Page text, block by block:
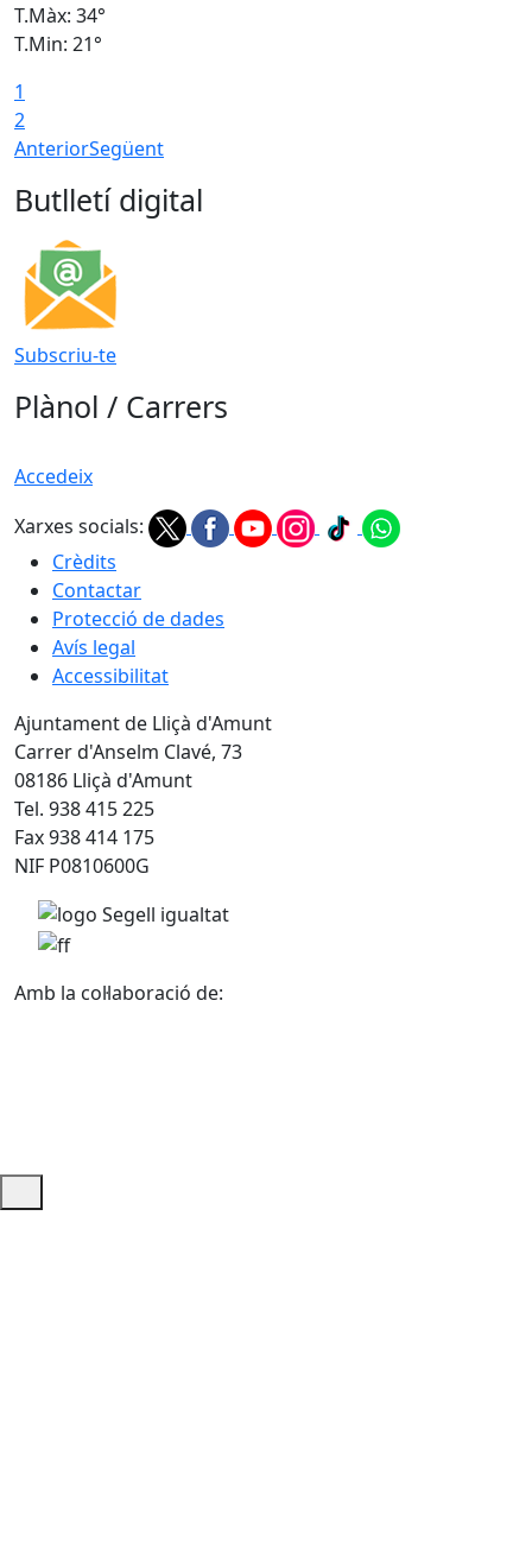
T.Màx: 34°
T.Min: 21°
1
2
AnteriorSegüent
Butlletí digital
Subscriu-te
Plànol / Carrers
Accedeix
Xarxes socials:
Crèdits
Contactar
Protecció de dades
Avís legal
Accessibilitat
Ajuntament de Lliçà d'Amunt
Carrer d'Anselm Clavé, 73
08186 Lliçà d'Amunt
Tel. 938 415 225
Fax 938 414 175
NIF P0810600G
Amb la col·laboració de: